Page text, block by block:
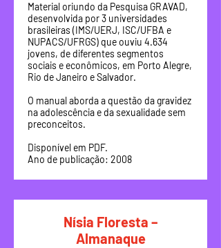
Material oriundo da Pesquisa GRAVAD,
desenvolvida por 3 universidades
brasileiras (IMS/UERJ, ISC/UFBA e
NUPACS/UFRGS) que ouviu 4.634
jovens, de diferentes segmentos
sociais e econômicos, em Porto Alegre,
Rio de Janeiro e Salvador.
O manual aborda a questão da gravidez
na adolescência e da sexualidade sem
preconceitos.
Disponível em PDF.
Ano de publicação: 2008
Nísia Floresta –
Almanaque